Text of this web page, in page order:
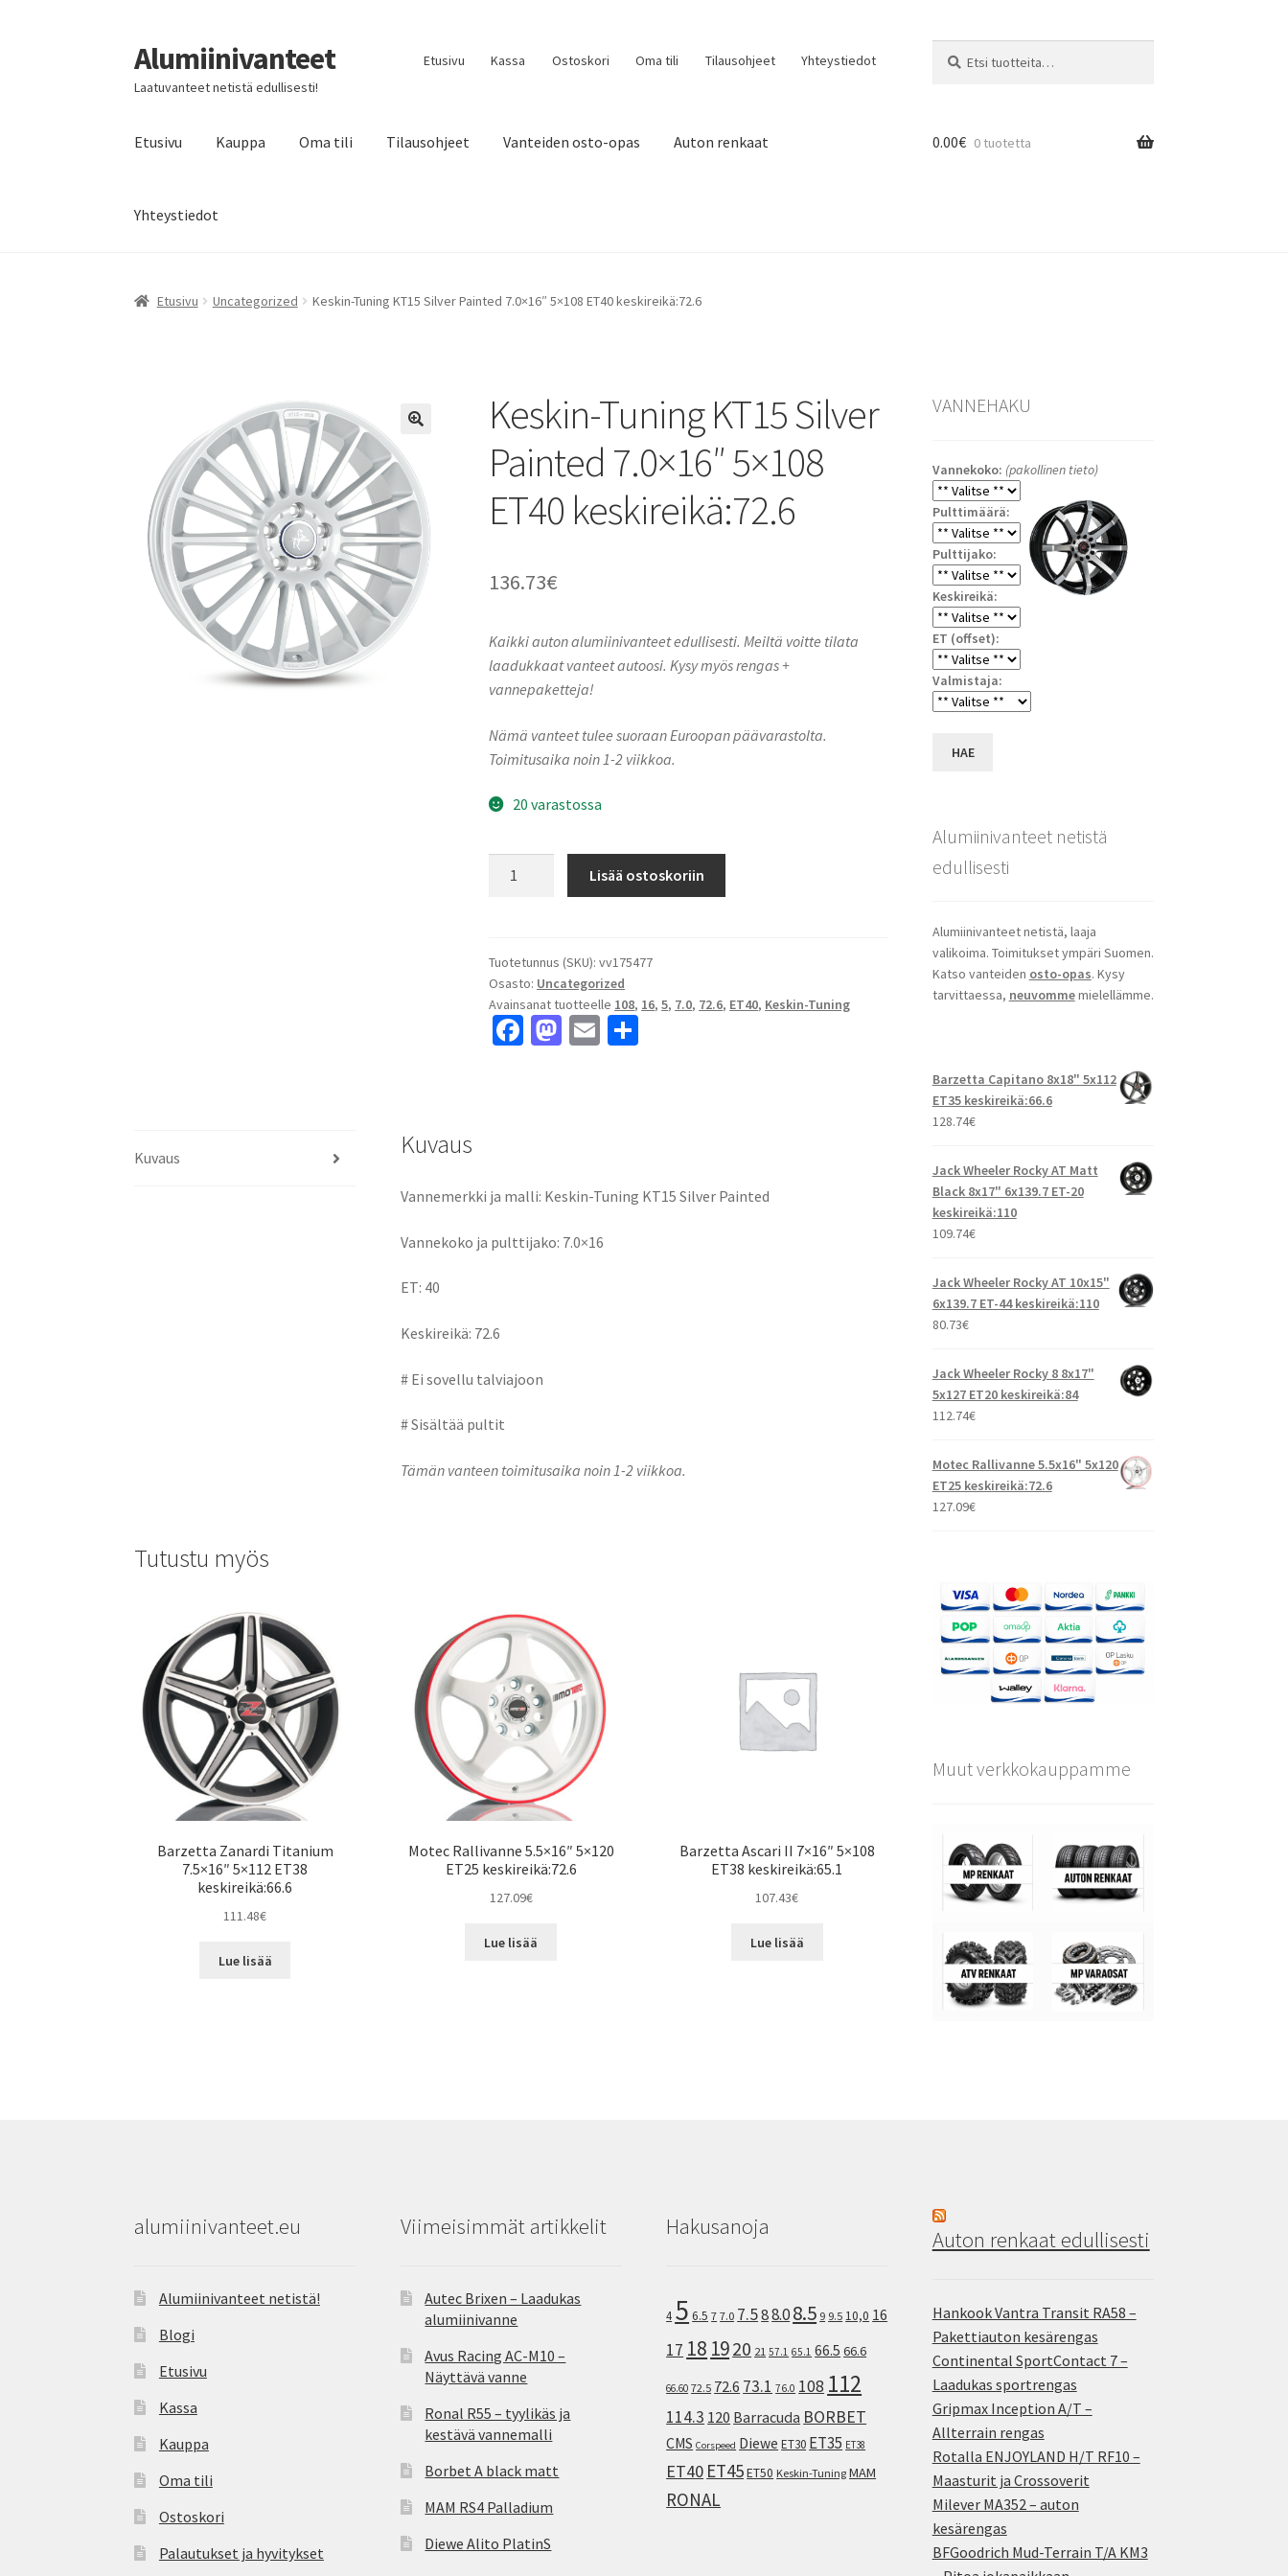
Siirry
navigointiin
Siirry
sisältöön
Alumiinivanteet
Laatuvanteet netistä edullisesti!
Etusivu Kassa Ostoskori Oma tili Tilausohjeet Yhteystiedot
Etusivu Kauppa Oma tili Tilausohjeet Vanteiden osto-opas Auton renkaat
Yhteystiedot
0.00€ 0 tuotetta
Etusivu Uncategorized Keskin-Tuning KT15 Silver Painted 7.0×16″ 5×108 ET40 keskireikä:72.6
Keskin-Tuning KT15 Silver
Painted 7.0×16″ 5×108
ET40 keskireikä:72.6
136.73€
Kaikki auton alumiinivanteet edullisesti. Meiltä voitte tilata
laadukkaat vanteet autoosi. Kysy myös rengas +
vannepaketteja!
Nämä vanteet tulee suoraan Euroopan päävarastolta.
Toimitusaika noin 1-2 viikkoa.
20 varastossa
Painted
7.0x16"
5x108
ET40
Lisää ostoskoriin
Tuotetunnus (SKU):vv175477
Osasto: Uncategorized
Avainsanat tuotteelle 108, 16,5, 7.0, 72.6, ET40, Keskin-Tuning
Fa
k
M
n
E
Kuvaus Kuvaus
Vannemerkki ja malli: Keskin-Tuning KT15 Silver Painted
Vannekoko ja pulttijako: 7.0×16
ET: 40
Keskireikä: 72.6
# Ei sovellu talviajoon
# Sisältää pultit
Tämän vanteen toimitusaika noin 1-2 viikkoa.
Tutustu myös
Barzetta Zanardi Titanium
7.5×16″ 5×112 ET38
keskireikä:66.6
111.48€
Lue lisää
Motec Rallivanne 5.5×16″ 5×120
ET25 keskireikä:72.6
127.09€
Lue lisää
Barzetta Ascari II 7×16″ 5×108
ET38 keskireikä:65.1
107.43€
Lue lisää
VANNEHAKU
Vannekoko: (pakollinen tieto)
Pulttimäärä:
Pulttijako:
Keskireikä:
ET (offset):
Valmistaja:
HAE
Alumiinivanteet netistä
edullisesti
Alumiinivanteet netistä, laaja
valikoima. Toimitukset ympäri Suomen.
Katso vanteiden osto-opas. Kysy
tarvittaessa, neuvommemielellämme.
Barzetta Capitano 8x18" 5x112
ET35 keskireikä:66.6
128.74€
Jack Wheeler Rocky AT Matt
Black 8x17" 6x139.7 ET-20
keskireikä:110
109.74€
Jack Wheeler Rocky AT 10x15"
6x139.7 ET-44 keskireikä:110
80.73€
Jack Wheeler Rocky 8 8x17"
5x127 ET20 keskireikä:84
112.74€
Motec Rallivanne 5.5x16" 5x120
ET25 keskireikä:72.6
127.09€
Muut verkkokauppamme
alumiinivanteet.eu
Alumiinivanteet netistä!
Blogi
Etusivu
Kassa
Kauppa
Oma tili
Ostoskori
Palautukset ja hyvitykset
Viimeisimmät artikkelit
Autec Brixen – Laadukas
alumiinivanne
Avus Racing AC-M10 –
Näyttävä vanne
Ronal R55 – tyylikäs ja
kestävä vannemalli
Borbet A black matt
MAM RS4 Palladium
Diewe Alito PlatinS
Hakusanoja
4 5 6.5 7 7.0 7.588.08.5 9 9.5 10,0 16
17 18 1920 21 57.1 65.1 66.5 66.6
66.60 72.5 72.6 73.1 76.0 108 112
114.3 120 Barracuda BORBET
CMS Corspeed Diewe ET30 ET35 ET38
ET40 ET45ET50 Keskin-Tuning MAM
RONAL
Auton renkaat edullisesti
Hankook Vantra Transit RA58 –
Pakettiauton kesärengas
Continental SportContact 7 –
Laadukas sportrengas
Gripmax Inception A/T –
Allterrain rengas
Rotalla ENJOYLAND H/T RF10 –
Maasturit ja Crossoverit
Milever MA352 – auton
kesärengas
BFGoodrich Mud-Terrain T/A KM3